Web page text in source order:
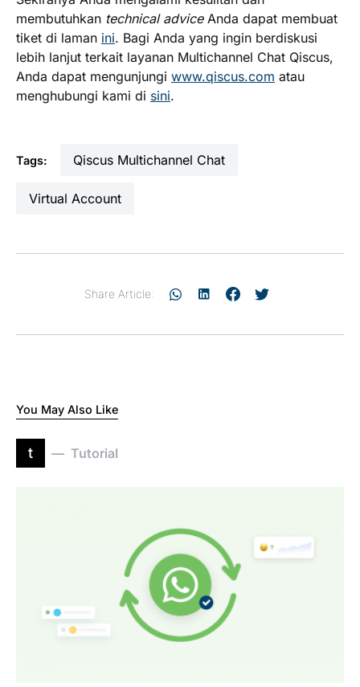
membutuhkan technical adviceAnda dapat membuat
tiket di laman ini. Bagi Anda yang ingin berdiskusi
lebih lanjut terkait layanan Multichannel Chat Qiscus,
Anda dapat mengunjungi www.qiscus.com atau
menghubungi kami di sini.
Tags: Qiscus Multichannel Chat
Virtual Account
Share Article:
You May Also Like
t Tutorial